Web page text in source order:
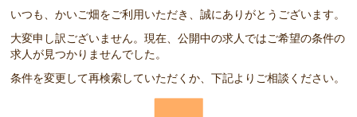
いつも、かいご畑をご利用いただき、誠にありがとうございます。
大変申し訳ございません。現在、公開中の求人ではご希望の条件の
求人が見つかりませんでした。
条件を変更して再検索していただくか、下記よりご相談ください。